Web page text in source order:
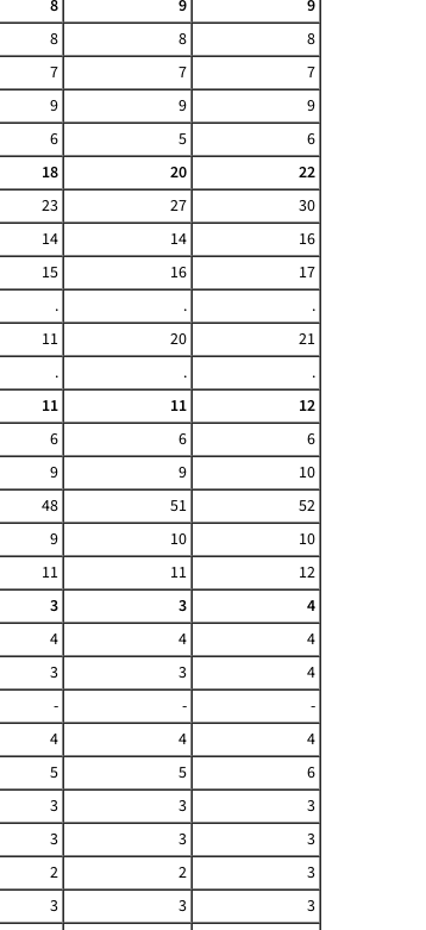
8 9
9
8 8
8
7 7
7
9 9
9
6 5
6
18 20
22
23 27
30
14 14
16
15 16
17
. .
.
11 20
21
. .
.
11 11
12
6 6
6
9 9
10
48 51
52
9 10
10
11 11
12
3 3
4
4 4
4
3 3
4
- -
-
4 4
4
5 5
6
3 3
3
3 3
3
2 2
3
3 3
3